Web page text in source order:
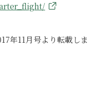
年11月号より転載しま